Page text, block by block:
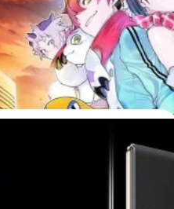
เพราะ Qualcomm เองก็เพิ่ง
ม่อย่าง Snapdragon…
งเราเอง มาครั้งนี้กับภาคใหม่
ทีมพัฒนานำเสนอมิติใหม่ที่
เอียดมากกว่าที่เคย จนแฟน
งราว: ความจริงที่เชื่อมโลก
วางโทนเรื่องให้เข้มข้นกว่า
จญภัยใน เมืองยุคปัจจุบันที่ถูก
านค้าไปจนถึงถนนพลุกพล่าน
ขนาน ที่เต็มไปด้วยสีสันเหนือ
ธีมหลักของเรื่องคือ “การ
มพันธ์ระหว่างมนุษย์กับ
ยู่ในสองโลกที่ดำเนินไปพร้อม
MateBook Fold
กของแบรนด์ ในวันที่